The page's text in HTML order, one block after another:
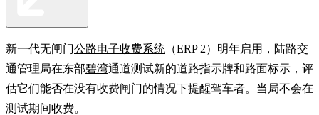
新一代无闸门公路电子收费系统 （ERP 2）明年启用，陆路交
通管理局在东部碧湾通道测试新的道路指示牌和路面标示，评
估它们能否在没有收费闸门的情况下提醒驾车者。当局不会在
测试期间收费。